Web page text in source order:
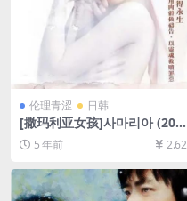
伦理青涩 日韩
[撒玛利亚女孩]사마리아 (200
4)[百度云+迅雷云盘资源未删
减DVD高清][MP4/5.7GB][韩
语中字]
5 年前 2.62